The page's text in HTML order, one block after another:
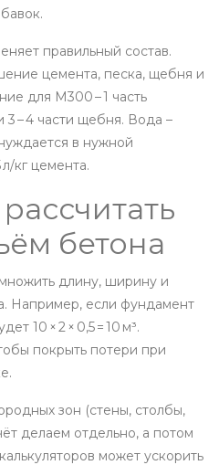
правильный состав.
цемента, песка, щебня и
для М300 – 1 часть
3 – 4 части щебня. Вода –
в нужной
кг цемента.
бетона
длину, ширину и
Например, если фундамент
10 × 2 × 0,5 = 10 м³.
покрыть потери при
зон (стены, столбы,
делаем отдельно, а потом
может ускорить